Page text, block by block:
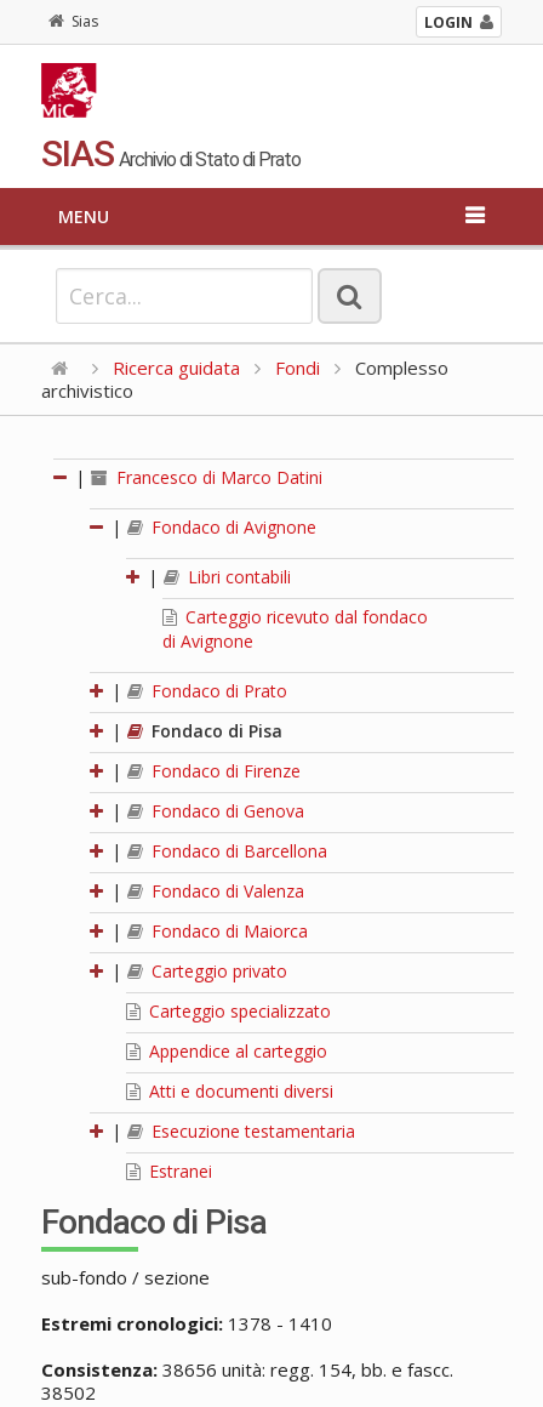
Sias LOGIN
SIAS Archivio di Stato di Prato
MENU
Ricerca guidata Fondi
Complesso
archivistico
| Francesco di Marco Datini
| Fondaco di Avignone
|
Libri contabili
Carteggio ricevuto dal fondaco
di Avignone
|
Fondaco di Prato
|
Fondaco di Pisa
|
Fondaco di Firenze
|
Fondaco di Genova
|
Fondaco di Barcellona
|
Fondaco di Valenza
|
Fondaco di Maiorca
|
Carteggio privato
Carteggio specializzato
Appendice al carteggio
Atti e documenti diversi
|
Esecuzione testamentaria
Estranei
Fondaco di Pisa
sub-fondo / sezione
Estremi cronologici:1378 - 1410
Consistenza:38656 unità: regg. 154, bb. e fascc.
38502